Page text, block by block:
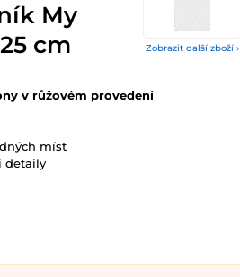
Zobrazit další zboží ›
My
cm
v růžovém provedení
míst
detaily